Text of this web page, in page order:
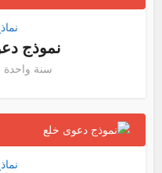
نموذج
سنة واحدة